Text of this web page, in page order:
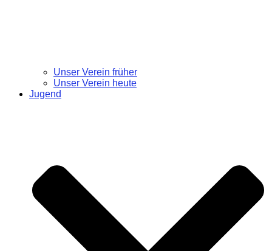
Unser Verein früher
Unser Verein heute
Jugend